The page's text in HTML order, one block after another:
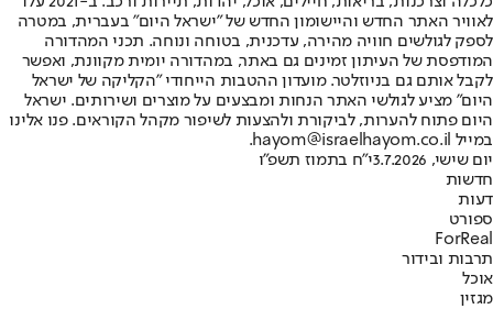
לאוויר האתר החדש והיישומון החדש של "ישראל היום" בעברית, במטרה
לספק לגולשים חוויה מהירה, עדכנית, בטוחה ונוחה. תכני המהדורה
המודפסת של העיתון זמינים גם באתר, במהדורה יומית מקוונת, ואפשר
לקבל אותם גם בניוזלטר. מועדון ההטבות הייחודי "הקליקה של ישראל
היום" מציע לגולשי האתר הנחות ומבצעים על מוצרים ושירותים. ישראל
היום פתוח להערות, לביקורת ולהצעות לשיפור מקהל הקוראים. פנו אלינו
במייל hayom@israelhayom.co.il.
יום שישי, 3.7.2026
י"ח בתמוז תשפ"ו
חדשות
דעות
ספורט
ForReal
תרבות ובידור
אוכל
מגזין